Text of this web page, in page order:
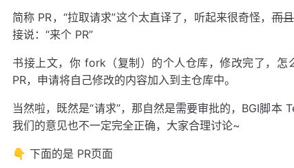
简称 PR，“拉取请求”这个太直译了，听起来很奇怪，而
接说：“来个 PR”
书接上文，你 fork（复制）的个人仓库，修改完了，
PR，申请将自己修改的内容加入到主仓库中。
当然啦，既然是“请求”，那自然是需要审批的，BGI脚
我们的意见也不一定完全正确，大家合理讨论~
👇 下面的是 PR页面